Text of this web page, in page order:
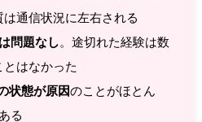
は通信状況に左右される
問題なし
。途切れた経験は数
とはなかった
状態が原因のことがほとん
る